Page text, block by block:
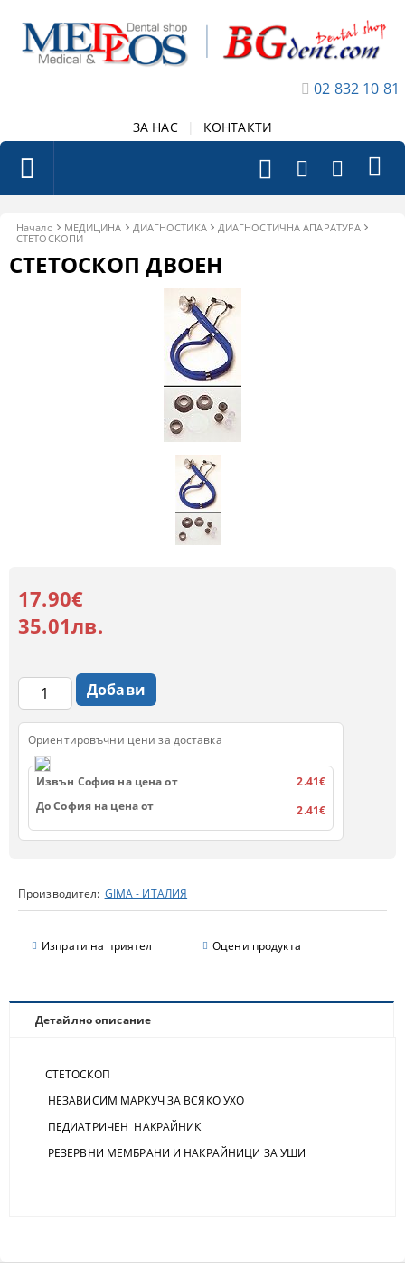
02 832 10 81
ЗА НАС КОНТАКТИ
Начало МЕДИЦИНА ДИАГНОСТИКА
ДИАГНОСТИЧНА АПАРАТУРА
СТЕТОСКОПИ
СТЕТОСКОП ДВОЕН
Производител: GIMA - ИТАЛИЯ
Изпрати на приятел Оцени продукта
17.90€
35.01лв.
Ориентировъчни цени за доставка
Извън София на цена от
2.41€
До София на цена от
2.41€
Детайлно описание
СТЕТОСКОП
НЕЗАВИСИМ МАРКУЧ ЗА ВСЯКО УХО
ПЕДИАТРИЧЕН НАКРАЙНИК
РЕЗЕРВНИ МЕМБРАНИ И НАКРАЙНИЦИ ЗА УШИ